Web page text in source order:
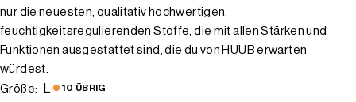
nur die neuesten, qualitativ hochwertigen,
feuchtigkeitsregulierenden Stoffe, die mit allen Stärken und
Funktionen ausgestattet sind, die du von HUUB erwarten
würdest.
Größe:
L 10 ÜBRIG